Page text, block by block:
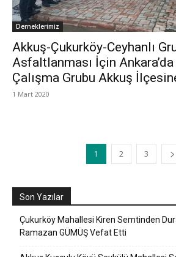
Derneklerimiz
Akkuş-Çukurköy-Ceyhanlı
Asfaltlanması İçin
Çalışma Grubu Akkuş
1 Mart 2020
1 2 3
Son Yazılar
Çukurköy Mahallesi Kiren Semtinden
Ramazan GÜMÜŞ Vefat Etti